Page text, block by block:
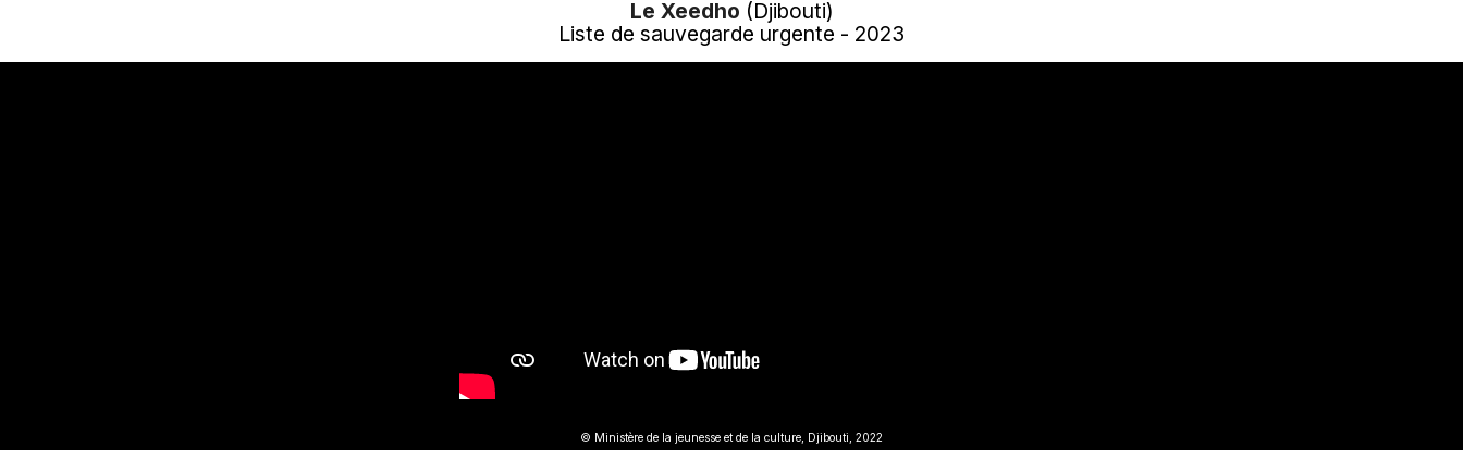
Le Xeedho (Djibouti)
Liste de sauvegarde urgente - 2023
© Ministère de la jeunesse et de la culture, Djibouti, 2022